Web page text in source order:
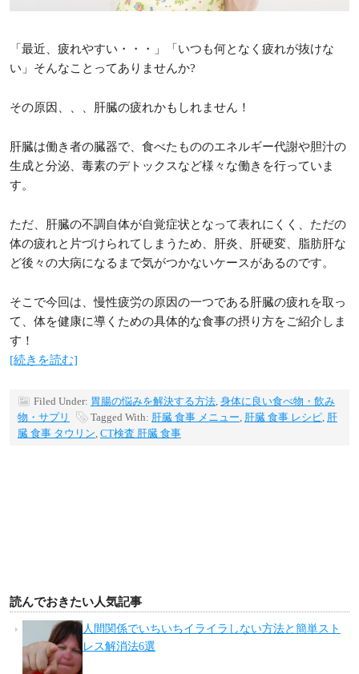
「最近、疲れやすい・・・」「いつも何となく疲れが抜けな
い」そんなことってありませんか?
その原因、、、肝臓の疲れかもしれません！
肝臓は働き者の臓器で、食べたもののエネルギー代謝や胆汁の
生成と分泌、毒素のデトックスなど様々な働きを行っていま
す。
ただ、肝臓の不調自体が自覚症状となって表れにくく、ただの
体の疲れと片づけられてしまうため、肝炎、肝硬変、脂肪肝な
ど後々の大病になるまで気がつかないケースがあるのです。
そこで今回は、慢性疲労の原因の一つである肝臓の疲れを取っ
て、体を健康に導くための具体的な食事の摂り方をご紹介しま
す！
[続きを読む]
Filed Under: 胃腸の悩みを解決する方法 身体に良い食べ物・飲み
物・サプリ
Tagged With: 肝臓 食事 メニュー 肝臓 食事 レシピ 肝
臓 食事 タウリン CT検査 肝臓 食事
読んでおきたい人気記事
人間関係でいちいちイライラしない方法と簡単スト
レス解消法6選